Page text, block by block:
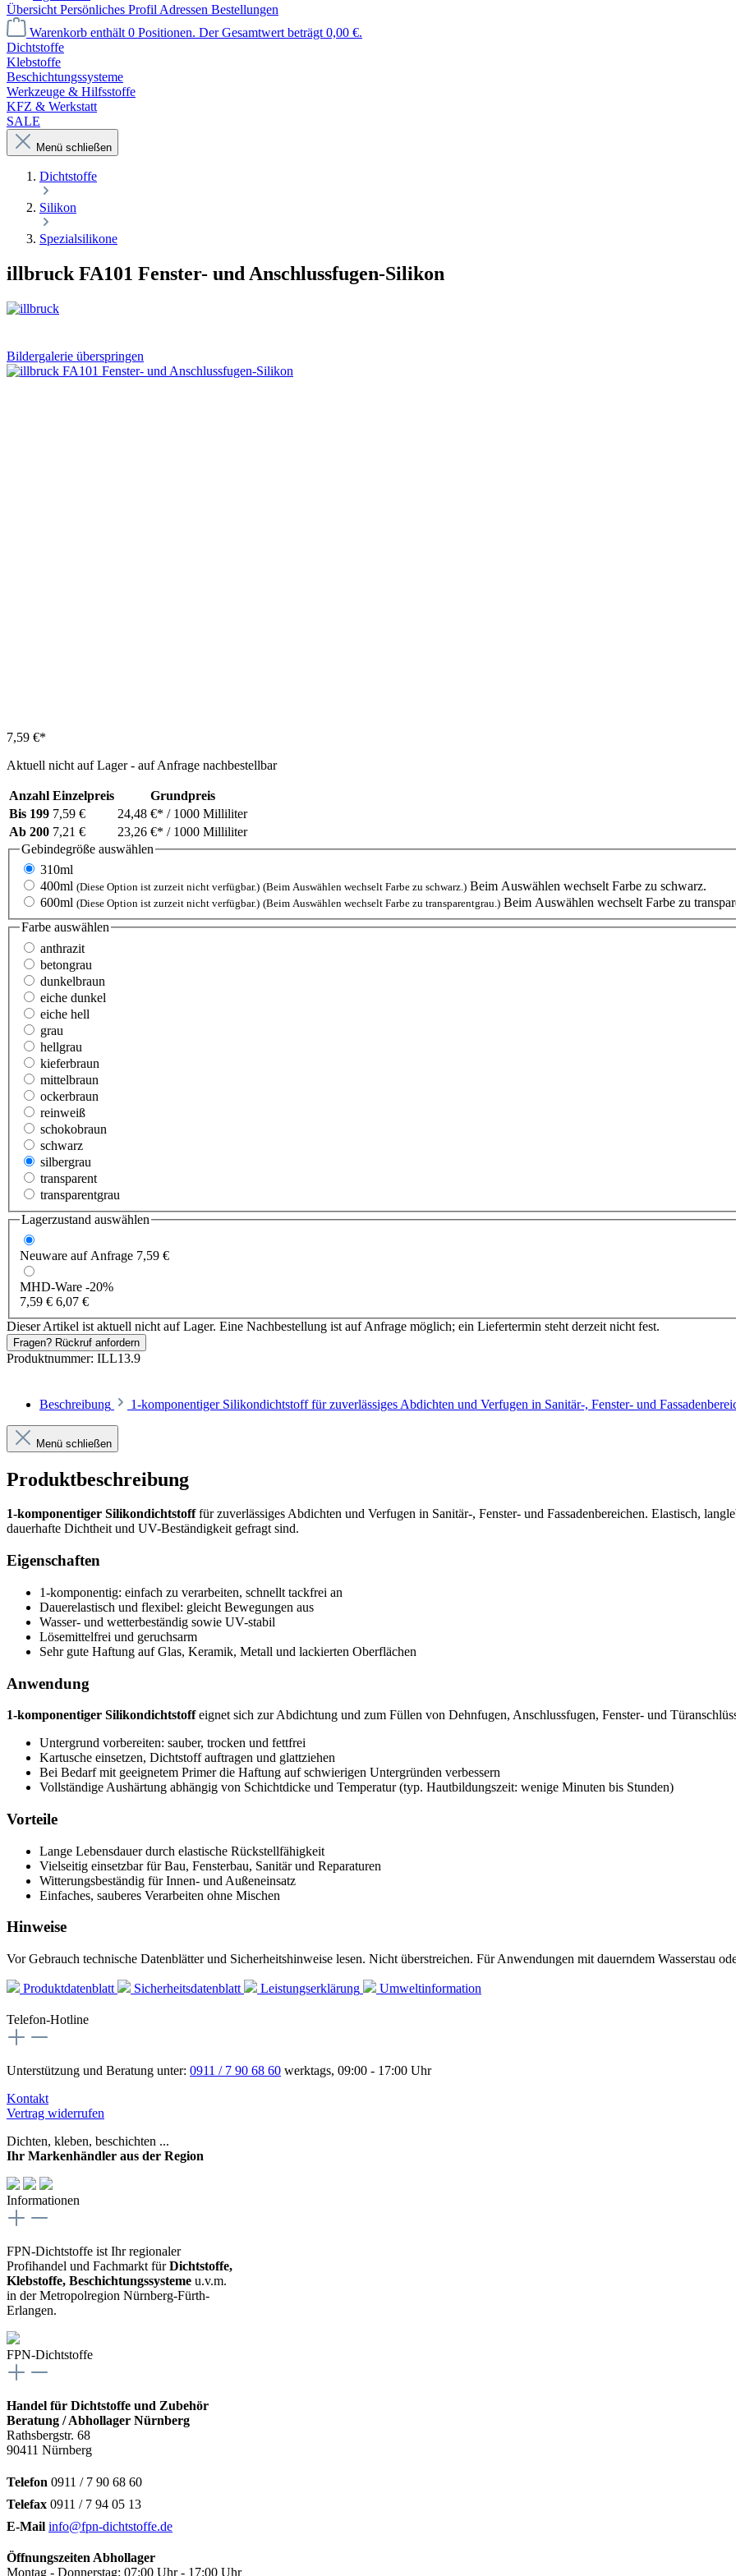
Übersicht Persönliches Profil Adressen Bestellungen
Warenkorb enthält 0 Positionen. Der Gesamtwert beträgt 0,00 €.
Dichtstoffe
Klebstoffe
Beschichtungssysteme
Werkzeuge & Hilfsstoffe
KFZ & Werkstatt
SALE
Menü schließen
Dichtstoffe
Silikon
Spezialsilikone
illbruck FA101 Fenster- und Anschlussfugen-Silikon
Bildergalerie überspringen
7,59 €*
Aktuell nicht auf Lager - auf Anfrage nachbestellbar
Anzahl Einzelpreis
Grundpreis
Bis 199 7,59 € 24,48 €* / 1000 Milliliter
Ab 200 7,21 € 23,26 €* / 1000 Milliliter
Gebindegröße auswählen
310ml
400ml (Diese Option ist zurzeit nicht verfügbar.) (Beim Auswählen wechselt Farbe zu schwarz.) Beim Auswählen wechselt Farbe zu schwarz.
600ml (Diese Option ist zurzeit nicht verfügbar.) (Beim Auswählen wechselt Farbe zu transparentgrau.) Beim Auswählen wechselt Farbe zu
Farbe auswählen
anthrazit
betongrau
dunkelbraun
eiche dunkel
eiche hell
grau
hellgrau
kieferbraun
mittelbraun
ockerbraun
reinweiß
schokobraun
schwarz
silbergrau
transparent
transparentgrau
Lagerzustand auswählen
Neuware auf Anfrage 7,59 €
MHD-Ware -20%
7,59 € 6,07 €
Dieser Artikel ist aktuell nicht auf Lager. Eine Nachbestellung ist auf Anfrage möglich; ein Liefertermin steht derzeit nicht fest.
Fragen? Rückruf anfordern
Produktnummer: ILL13.9
Beschreibung 1-komponentiger Silikondichtstoff für zuverlässiges Abdichten und Verfugen in Sanitär-, Fenster- und
Menü schließen
Produktbeschreibung
1-komponentiger Silikondichtstofffür zuverlässiges Abdichten und Verfugen in Sanitär-, Fenster- und Fassadenbereichen. Elastisch,
dauerhafte Dichtheit und UV-Beständigkeit gefragt sind.
Eigenschaften
1-komponentig: einfach zu verarbeiten, schnellt tackfrei an
Dauerelastisch und flexibel: gleicht Bewegungen aus
Wasser- und wetterbeständig sowie UV-stabil
Lösemittelfrei und geruchsarm
Sehr gute Haftung auf Glas, Keramik, Metall und lackierten Oberflächen
Anwendung
1-komponentiger Silikondichtstoffeignet sich zur Abdichtung und zum Füllen von Dehnfugen, Anschlussfugen, Fenster- und
Untergrund vorbereiten: sauber, trocken und fettfrei
Kartusche einsetzen, Dichtstoff auftragen und glattziehen
Bei Bedarf mit geeignetem Primer die Haftung auf schwierigen Untergründen verbessern
Vollständige Aushärtung abhängig von Schichtdicke und Temperatur (typ. Hautbildungszeit: wenige Minuten bis Stunden)
Vorteile
Lange Lebensdauer durch elastische Rückstellfähigkeit
Vielseitig einsetzbar für Bau, Fensterbau, Sanitär und Reparaturen
Witterungsbeständig für Innen- und Außeneinsatz
Einfaches, sauberes Verarbeiten ohne Mischen
Hinweise
Vor Gebrauch technische Datenblätter und Sicherheitshinweise lesen. Nicht überstreichen. Für Anwendungen mit dauerndem Wasserstau
Produktdatenblatt Sicherheitsdatenblatt Leistungserklärung Umweltinformation
Telefon-Hotline
Unterstützung und Beratung unter: 0911 / 7 90 68 60 werktags, 09:00 - 17:00 Uhr
Kontakt
Vertrag widerrufen
Dichten, kleben, beschichten ...
Ihr Markenhändler aus der Region
Informationen
FPN-Dichtstoffe ist Ihr regionaler
Profihandel und Fachmarkt fürDichtstoffe,
Klebstoffe, Beschichtungssysteme u.v.m.
in der Metropolregion Nürnberg-Fürth-
Erlangen.
FPN-Dichtstoffe
Handel für Dichtstoffe und Zubehör
Beratung / Abhollager Nürnberg
Rathsbergstr. 68
90411 Nürnberg
Telefon 0911 / 7 90 68 60
Telefax 0911 / 7 94 05 13
E-Mail info@fpn-dichtstoffe.de
Öffnungszeiten Abhollager
Montag - Donnerstag: 07:00 Uhr - 17:00 Uhr